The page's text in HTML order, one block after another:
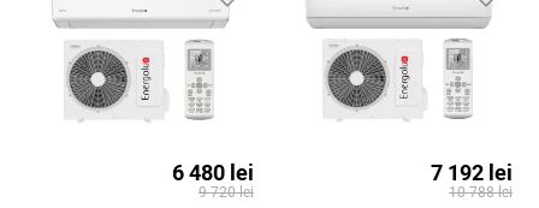
Ariston
Pioneer Energolux
Royal Clima
Vara-iarna
Inverter Clasă A+++
7000 BTU
9000 BTU
12000 BTU 18000 BTU
24000 BTU
40 m²
6 480 lei
9 720 lei
7 192 lei
10 788 lei